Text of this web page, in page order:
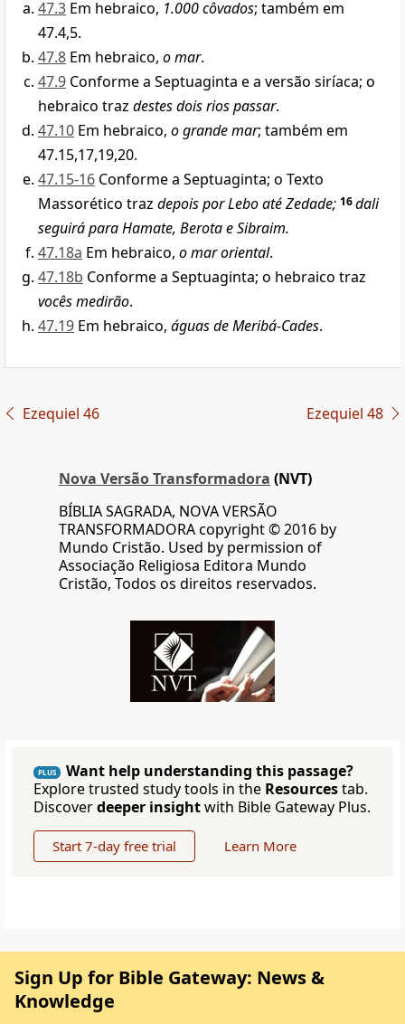
47.3 Em hebraico, 1.000 côvados; também em
47.4,5.
47.8 Em hebraico, o mar.
47.9 Conforme a Septuaginta e a versão siríaca; o
hebraico traz destes dois rios passar.
47.10 Em hebraico, o grande mar; também em
47.15,17,19,20.
47.15-16 Conforme a Septuaginta; o Texto
Massorético traz depois por Lebo até Zedade; 16dali
seguirá para Hamate, Berota e Sibraim.
47.18a Em hebraico, o mar oriental.
47.18b Conforme a Septuaginta; o hebraico traz
vocês medirão.
47.19 Em hebraico, águas de Meribá-Cades.
Ezequiel 46 Ezequiel 48
Nova Versão Transformadora (NVT)
BÍBLIA SAGRADA, NOVA VERSÃO
TRANSFORMADORA copyright © 2016 by
Mundo Cristão. Used by permission of
Associação Religiosa Editora Mundo
Cristão, Todos os direitos reservados.
PLUS
Want help understanding this passage?
Explore trusted study tools in the Resourcestab.
Discoverdeeper insightwith Bible Gateway Plus.
Start 7-day free trial Learn More
Sign Up for Bible Gateway: News &
Knowledge